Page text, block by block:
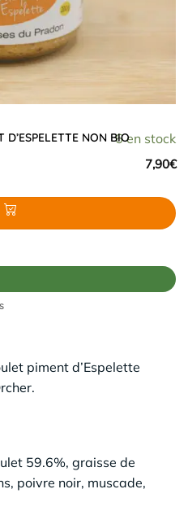
6 en stock
D’ESPELETTE NON BIO
7,90€
D'ESPELETTE NON BIO 200 G
piment d’Espelette
59.6%, graisse de
poivre noir, muscade,